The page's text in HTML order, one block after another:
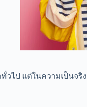
ไป แต่ในความเป็นจ